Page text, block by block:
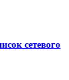
сетевого